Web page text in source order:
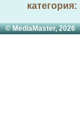
категория:
© MediaMaster,